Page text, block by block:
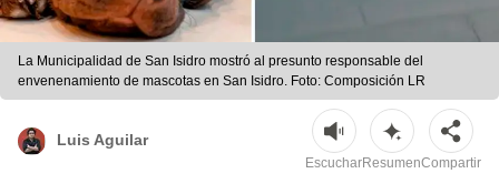
La Municipalidad de San Isidro mostró al presunto responsable del
envenenamiento de mascotas en San Isidro. Foto: Composición LR
Luis Aguilar
EscucharResumenCompartir